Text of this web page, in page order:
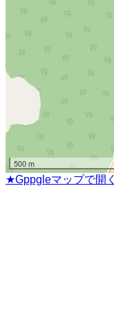
500 m
★Gppgleマップで開く